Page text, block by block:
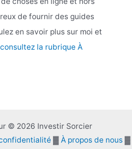
de fournir des guides
en savoir plus sur moi et
consultez la rubrique À
© 2026 Investir Sorcier
▓ À propos de nous▓